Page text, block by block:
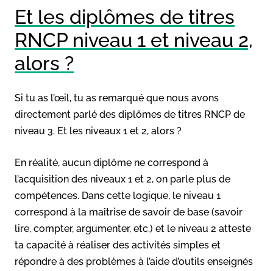
Et les diplômes de titres
RNCP niveau 1 et niveau 2,
alors ?
Si tu as l’œil, tu as remarqué que nous avons
directement parlé des diplômes de titres RNCP de
niveau 3. Et les niveaux 1 et 2, alors ?
En réalité, aucun diplôme ne correspond à
l’acquisition des niveaux 1 et 2, on parle plus de
compétences. Dans cette logique, le niveau 1
correspond à la maîtrise de savoir de base (savoir
lire, compter, argumenter, etc.) et le niveau 2 atteste
ta capacité à réaliser des activités simples et
répondre à des problèmes à l’aide d’outils enseignés